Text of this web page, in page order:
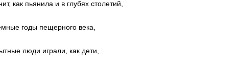
как пьянила и в глубях столетий,
годы пещерного века,
люди играли, как дети,